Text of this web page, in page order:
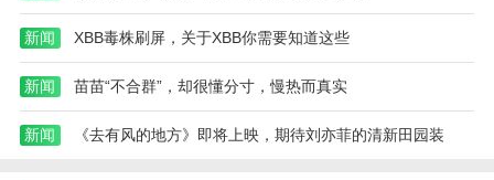
新闻 XBB毒株刷屏，关于XBB你需要知道这些
新闻 苗苗“不合群”，却很懂分寸，慢热而真实
新闻 《去有风的地方》即将上映，期待刘亦菲的清新田园装